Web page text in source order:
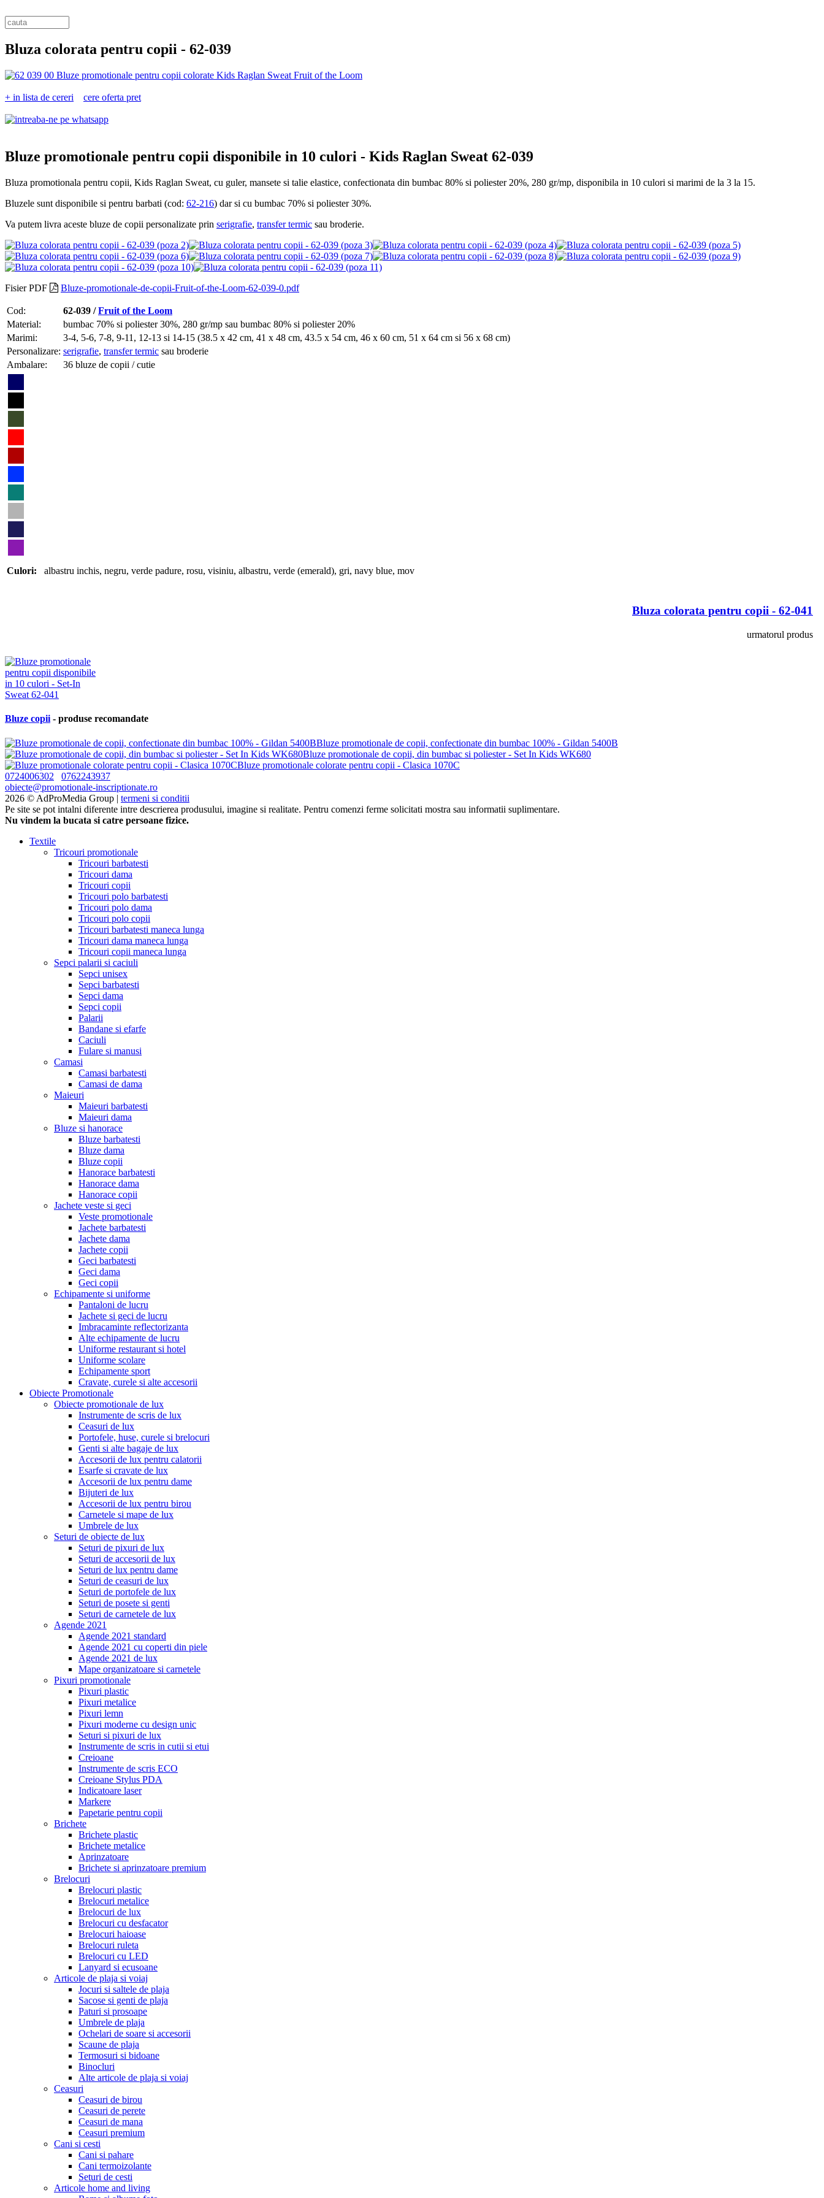
Bluza colorata pentru copii - 62-039
+ in lista de cereri cere oferta pret
Bluze promotionale pentru copii disponibile in 10 culori - Kids Raglan Sweat 62-039
Bluza promotionala pentru copii, Kids Raglan Sweat, cu guler, mansete si talie elastice, confectionata din bumbac 80% si poliester 20%, 280 gr/mp, disponibila in 10 culori si marimi de la 3 la 15.
Bluzele sunt disponibile si pentru barbati (cod: 62-216) dar si cu bumbac 70% si poliester 30%.
Va putem livra aceste bluze de copii personalizate prin serigrafie, transfer termic sau broderie.
Fisier PDF Bluze-promotionale-de-copii-Fruit-of-the-Loom-62-039-0.pdf
Cod: 62-039 /Fruit of the Loom
Material:
bumbac 70% si poliester 30%, 280 gr/mp sau bumbac 80% si poliester 20%
Marimi:
3-4, 5-6, 7-8, 9-11, 12-13 si 14-15 (38.5 x 42 cm, 41 x 48 cm, 43.5 x 54 cm, 46 x 60 cm, 51 x 64 cm si 56 x 68 cm)
Personalizare: serigrafie, transfer termic sau broderie
Ambalare:
36 bluze de copii / cutie
Culori: albastru inchis, negru, verde padure, rosu, visiniu, albastru, verde (emerald), gri, navy blue, mov
Bluza colorata pentru copii - 62-041
urmatorul produs
Bluze copii - produse recomandate
Bluze promotionale de copii, confectionate din bumbac 100% - Gildan 5400B
Bluze promotionale de copii, din bumbac si poliester - Set In Kids WK680
Bluze promotionale colorate pentru copii - Clasica 1070C
0724006302
0762243937
obiecte@promotionale-inscriptionate.ro
2026 © AdProMedia Group | termeni si conditii
Pe site se pot intalni diferente intre descrierea produsului, imagine si realitate. Pentru comenzi ferme solicitati mostra sau informatii suplimentare.
Nu vindem la bucata si catre persoane fizice.
Textile
Tricouri promotionale
Tricouri barbatesti
Tricouri dama
Tricouri copii
Tricouri polo barbatesti
Tricouri polo dama
Tricouri polo copii
Tricouri barbatesti maneca lunga
Tricouri dama maneca lunga
Tricouri copii maneca lunga
Sepci palarii si caciuli
Sepci unisex
Sepci barbatesti
Sepci dama
Sepci copii
Palarii
Bandane si efarfe
Caciuli
Fulare si manusi
Camasi
Camasi barbatesti
Camasi de dama
Maieuri
Maieuri barbatesti
Maieuri dama
Bluze si hanorace
Bluze barbatesti
Bluze dama
Bluze copii
Hanorace barbatesti
Hanorace dama
Hanorace copii
Jachete veste si geci
Veste promotionale
Jachete barbatesti
Jachete dama
Jachete copii
Geci barbatesti
Geci dama
Geci copii
Echipamente si uniforme
Pantaloni de lucru
Jachete si geci de lucru
Imbracaminte reflectorizanta
Alte echipamente de lucru
Uniforme restaurant si hotel
Uniforme scolare
Echipamente sport
Cravate, curele si alte accesorii
Obiecte Promotionale
Obiecte promotionale de lux
Instrumente de scris de lux
Ceasuri de lux
Portofele, huse, curele si brelocuri
Genti si alte bagaje de lux
Accesorii de lux pentru calatorii
Esarfe si cravate de lux
Accesorii de lux pentru dame
Bijuteri de lux
Accesorii de lux pentru birou
Carnetele si mape de lux
Umbrele de lux
Seturi de obiecte de lux
Seturi de pixuri de lux
Seturi de accesorii de lux
Seturi de lux pentru dame
Seturi de ceasuri de lux
Seturi de portofele de lux
Seturi de posete si genti
Seturi de carnetele de lux
Agende 2021
Agende 2021 standard
Agende 2021 cu coperti din piele
Agende 2021 de lux
Mape organizatoare si carnetele
Pixuri promotionale
Pixuri plastic
Pixuri metalice
Pixuri lemn
Pixuri moderne cu design unic
Seturi si pixuri de lux
Instrumente de scris in cutii si etui
Creioane
Instrumente de scris ECO
Creioane Stylus PDA
Indicatoare laser
Markere
Papetarie pentru copii
Brichete
Brichete plastic
Brichete metalice
Aprinzatoare
Brichete si aprinzatoare premium
Brelocuri
Brelocuri plastic
Brelocuri metalice
Brelocuri de lux
Brelocuri cu desfacator
Brelocuri haioase
Brelocuri ruleta
Brelocuri cu LED
Lanyard si ecusoane
Articole de plaja si voiaj
Jocuri si saltele de plaja
Sacose si genti de plaja
Paturi si prosoape
Umbrele de plaja
Ochelari de soare si accesorii
Scaune de plaja
Termosuri si bidoane
Binocluri
Alte articole de plaja si voiaj
Ceasuri
Ceasuri de birou
Ceasuri de perete
Ceasuri de mana
Ceasuri premium
Cani si cesti
Cani si pahare
Cani termoizolante
Seturi de cesti
Articole home and living